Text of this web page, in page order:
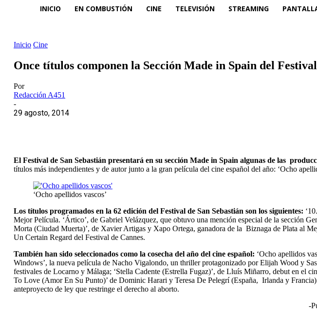
INICIO EN COMBUSTIÓN CINE TELEVISIÓN STREAMING
Inicio Cine
Once títulos componen la Sección Made in Spain del
Por
Redacción A451
-
29 agosto, 2014
El Festival de San Sebastián presentará en su sección Made in Spain algunas de las
títulos más independientes y de autor junto a la gran película del cine español del año: ‘Ocho
‘Ocho apellidos vascos’
Los títulos programados en la 62 edición del Festival de San Sebastián son los siguientes:
Mejor Película. ‘Ártico’, de Gabriel Velázquez, que obtuvo una mención especial de la sección
Morta (Ciudad Muerta)’, de Xavier Artigas y Xapo Ortega, ganadora de la Biznaga de Plata al
Un Certain Regard del Festival de Cannes.
También han sido seleccionados como la cosecha del año del cine español: ‘Ocho apellidos
Windows’, la nueva película de Nacho Vigalondo, un thriller protagonizado por Elijah Wood y
festivales de Locarno y Málaga; ‘Stella Cadente (Estrella Fugaz)’, de Lluís Miñarro, debut en
To Love (Amor En Su Punto)’ de Dominic Harari y Teresa De Pelegrí (España, Irlanda y
anteproyecto de ley que restringe el derecho al aborto.
-